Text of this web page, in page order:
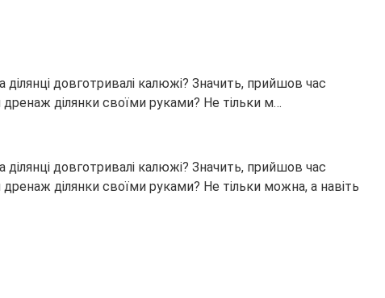
довготривалі калюжі? Значить, прийшов час
ділянки своїми руками? Не тільки м…
довготривалі калюжі? Значить, прийшов час
ділянки своїми руками? Не тільки можна, а навіть